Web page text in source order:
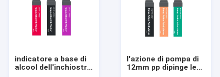
indicatore a base di
alcool dell'inchiostro
l'azione di pompa di
12mm pp dipinge le